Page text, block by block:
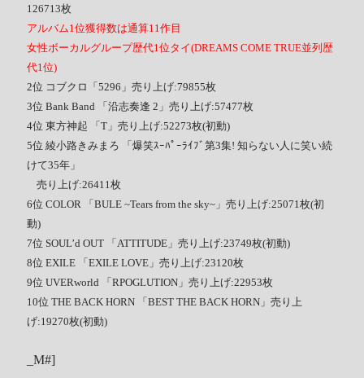
126713枚
アルバム1位獲得数は通算11作目
女性ボーカルグループ歴代1位タイ(DREAMS COME TRUE並列歴
代1位)
2位 コブクロ 「5296」売り上げ:79855枚
3位 Bank Band 「沿志奏逢 2」売り上げ:57477枚
4位 東方神起 「T」売り上げ:52273枚(初動)
5位 綾小路きみまろ 「爆笑ｽｰﾊﾟｰﾗｲﾌﾞ第3集! 知らない人に笑い続
けて35年」
売り上げ:26411枚
6位 COLOR 「BULE ~Tears from the sky~」売り上げ:25071枚(初
動)
7位 SOUL’d OUT 「ATTITUDE」売り上げ:23749枚(初動)
8位 EXILE 「EXILE LOVE」売り上げ:23120枚
9位 UVERworld 「RPOGLUTION」売り上げ:22953枚
10位 THE BACK HORN 「BEST THE BACK HORN」売り上
げ:19270枚(初動)
_M#]